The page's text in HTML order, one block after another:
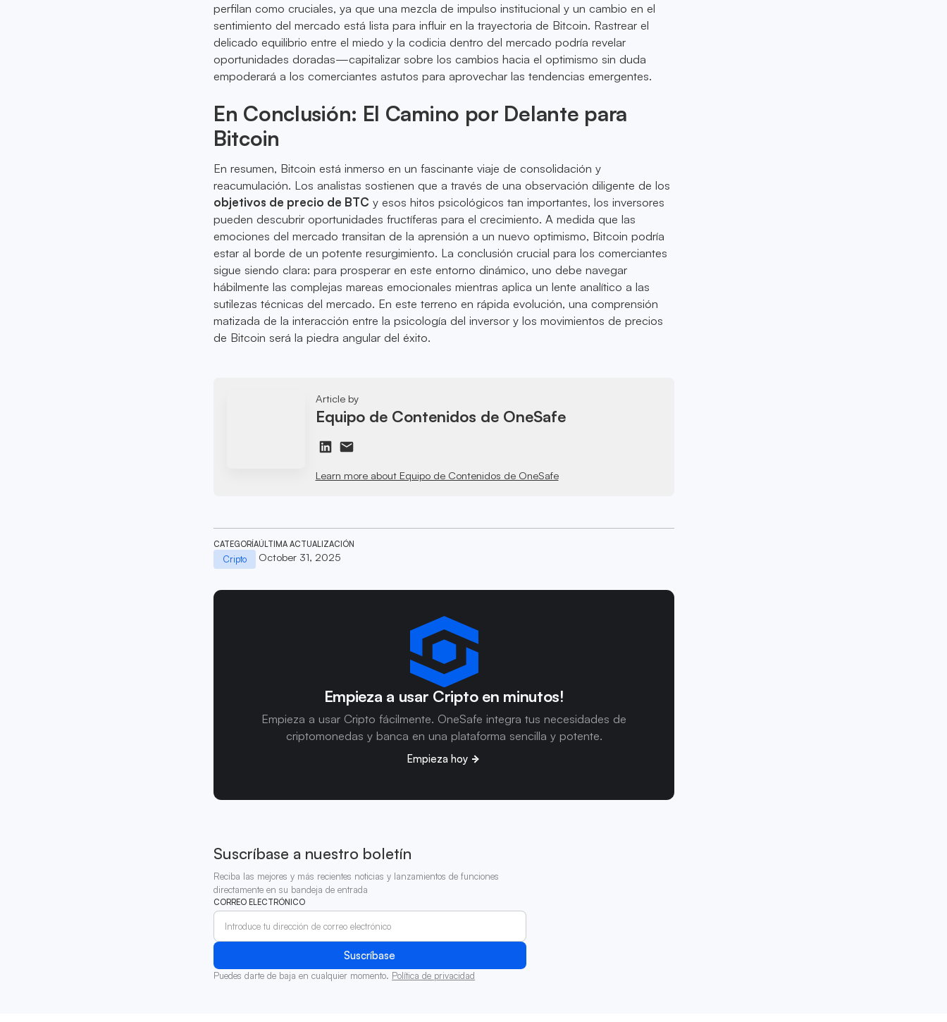
perfilan como cruciales, ya que una mezcla de impulso institucional y un cambio en el
sentimiento del mercado está lista para influir en la trayectoria de Bitcoin. Rastrear el
delicado equilibrio entre el miedo y la codicia dentro del mercado podría revelar
oportunidades doradas—capitalizar sobre los cambios hacia el optimismo sin duda
empoderará a los comerciantes astutos para aprovechar las tendencias emergentes.
En Conclusión: El Camino por Delante para
Bitcoin
En resumen, Bitcoin está inmerso en un fascinante viaje de consolidación y
reacumulación. Los analistas sostienen que a través de una observación diligente de los
objetivos de precio de BTC y esos hitos psicológicos tan importantes, los inversores
pueden descubrir oportunidades fructíferas para el crecimiento. A medida que las
emociones del mercado transitan de la aprensión a un nuevo optimismo, Bitcoin podría
estar al borde de un potente resurgimiento. La conclusión crucial para los comerciantes
sigue siendo clara: para prosperar en este entorno dinámico, uno debe navegar
hábilmente las complejas mareas emocionales mientras aplica un lente analítico a las
sutilezas técnicas del mercado. En este terreno en rápida evolución, una comprensión
matizada de la interacción entre la psicología del inversor y los movimientos de precios
de Bitcoin será la piedra angular del éxito.
Article by
Equipo de Contenidos de OneSafe
Learn more about Equipo de Contenidos de OneSafe
CATEGORÍA
Cripto
ÚLTIMA ACTUALIZACIÓN
October 31, 2025
Empieza a usar Cripto en minutos!
Empieza a usar Cripto fácilmente. OneSafe integra tus necesidades de
criptomonedas y banca en una plataforma sencilla y potente.
Empieza hoy
Suscríbase a nuestro boletín
Reciba las mejores y más recientes noticias y lanzamientos de funciones
directamente en su bandeja de entrada
CORREO ELECTRÓNICO
Puedes darte de baja en cualquier momento. Política de privacidad